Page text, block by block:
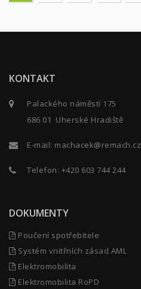
KONTAKT
Palackého náměstí 175
686 01 Uherské Hradiště
E-mail: machacek@remach.cz
Telefon: +420 603 744 244
DOKUMENTY
Poučení spotřebitele
Systém vnitřních zásad AML
Elektromobilita
Elektromobilita RoPD